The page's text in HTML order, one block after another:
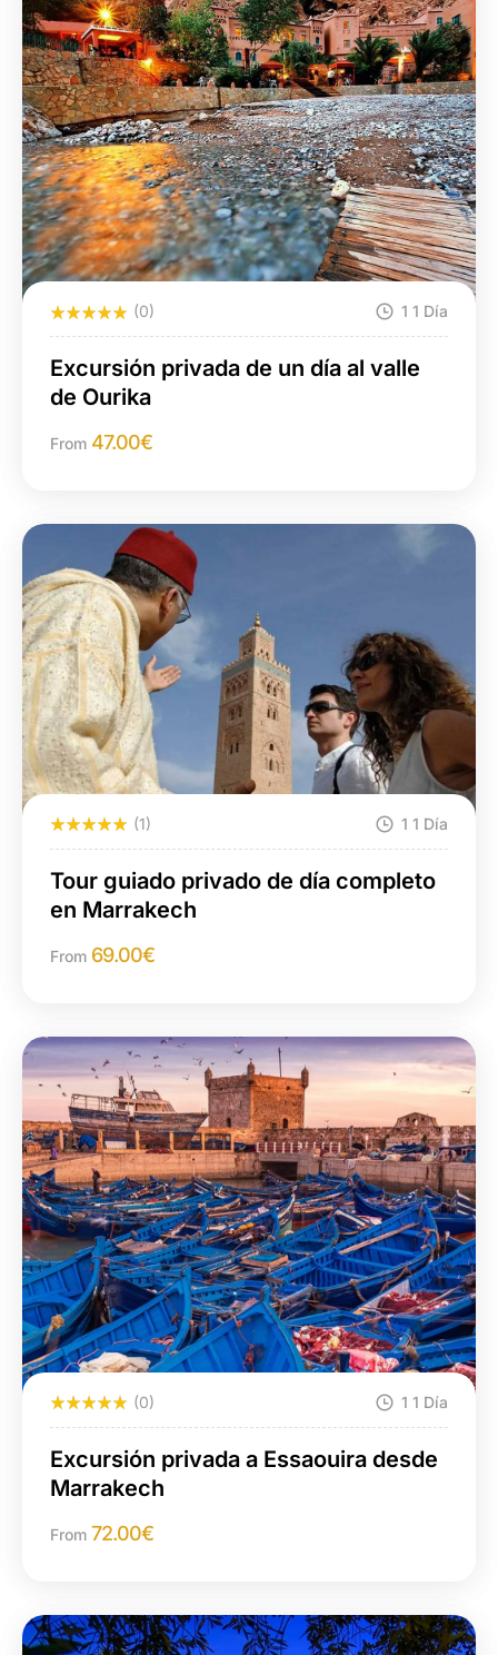
(0) 1 1 Día
Excursión privada de un día al valle
de Ourika
From 47.00€
(1) 1 1 Día
Tour guiado privado de día completo
en Marrakech
From 69.00€
(0) 1 1 Día
Excursión privada a Essaouira desde
Marrakech
From 72.00€